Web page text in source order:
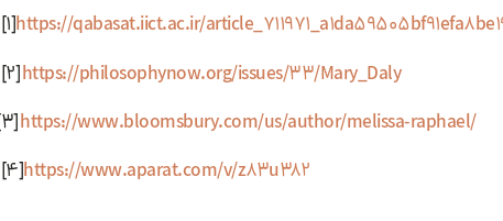
https://qabasat.iict.ac.ir/
https://philosophynow.org/issues/33/Mary_Daly
https://www.bloomsbury.com/us/author/melissa-raphael/
https://www.aparat.com/v/z83u382